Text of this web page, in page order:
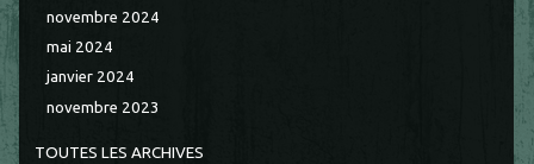
novembre 2024
mai 2024
janvier 2024
novembre 2023
TOUTES LES ARCHIVES